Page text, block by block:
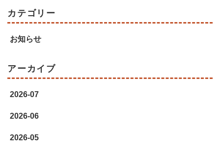
カテゴリー
お知らせ
アーカイブ
2026-07
2026-06
2026-05